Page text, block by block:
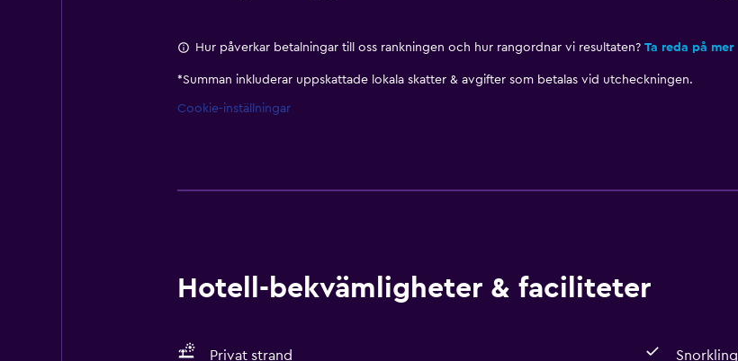
Hur påverkar betalningar till oss rankningen och hur rangordnar vi resultaten? Ta reda på mer
*Summan inkluderar uppskattade lokala skatter & avgifter som betalas vid utcheckningen.
Cookie-inställningar
Hotell-bekvämligheter & faciliteter
Privat strand Snorkling